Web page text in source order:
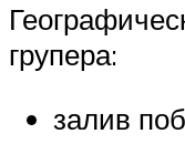
групера:
залив